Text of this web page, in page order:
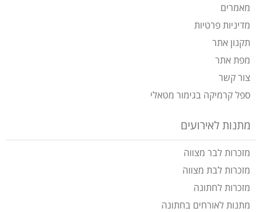
מאמרים
מדיניות פרטיות
תקנון אתר
מפת אתר
צור קשר
ספל קרמיקה בגימור מטאלי
מתנות לאירועים
מזכרות לבר מצווה
מזכרות לבת מצווה
מזכרות לחתונה
מתנות לאורחים בחתונה